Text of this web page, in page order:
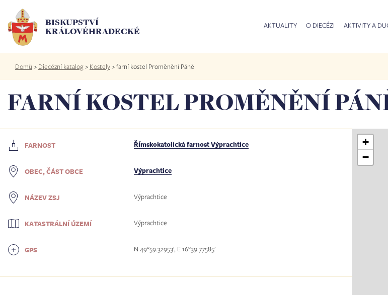
hlavnímu
obsahu
BISKUPSTVÍ
KRÁLOVÉHRADECKÉ
AKTUALITY O DIECÉZI AKTIVITY A
Drobečková
navigace
Domů > Diecézní katalog> Kostely>farní kostel Proměnění Páně
FARNÍ KOSTEL PROMĚNĚNÍ
FARNOST Římskokatolická farnost Výprachtice
OBEC, ČÁST OBCE Výprachtice
NÁZEV ZSJ Výprachtice
KATASTRÁLNÍ ÚZEMÍ Výprachtice
GPS N 49°59.32953', E 16°39.77585'
+
−